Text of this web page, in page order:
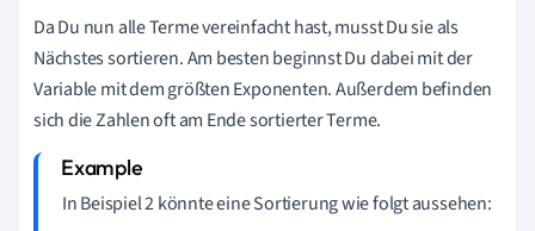
Da Du nun alle Terme vereinfacht hast, musst Du sie als
Nächstes sortieren. Am besten beginnst Du dabei mit der
Variable mit dem größten Exponenten. Außerdem befinden
sich die Zahlen oft am Ende sortierter Terme.
In Beispiel 2 könnte eine Sortierung wie folgt aussehen: